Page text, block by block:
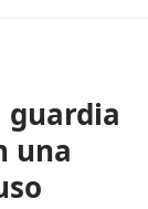
guardia
una